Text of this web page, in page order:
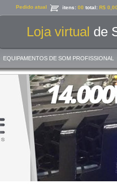
Pedido atual itens: 00 total: R$
Loja virtual de
EQUIPAMENTOS DE SOM PROFISSIONAL